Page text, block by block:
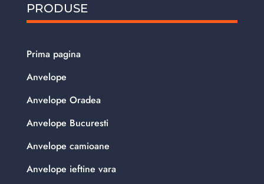
PRODUSE
Prima pagina
Anvelope
Anvelope Oradea
Anvelope Bucuresti
Anvelope camioane
Anvelope ieftine vara